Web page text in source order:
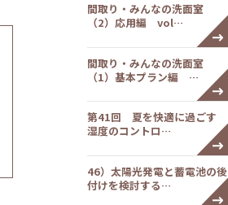
間取り・みんなの洗面室
（2）応用編 vol…
間取り・みんなの洗面室
（1）基本プラン編 …
第41回 夏を快適に過ごす
湿度のコントロ…
46）太陽光発電と蓄電池の後
付けを検討する…